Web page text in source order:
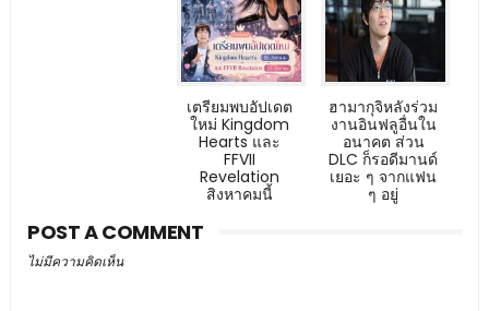
เตรียมพบอัปเดต
ใหม่ Kingdom
Hearts และ
FFVII
Revelation
สิงหาคมนี้
ฮามากุจิหลังร่วม
งานอินฟลูอื่นใน
อนาคต ส่วน
DLC ก็รอดีมานด์
เยอะ ๆ จากแฟน
ๆ อยู่
POST A COMMENT
ไม่มีความคิดเห็น